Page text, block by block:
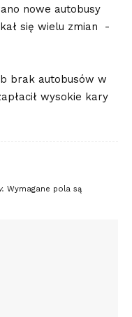
nowe autobusy
się wielu zmian -
brak autobusów w
wysokie kary
Wymagane pola są